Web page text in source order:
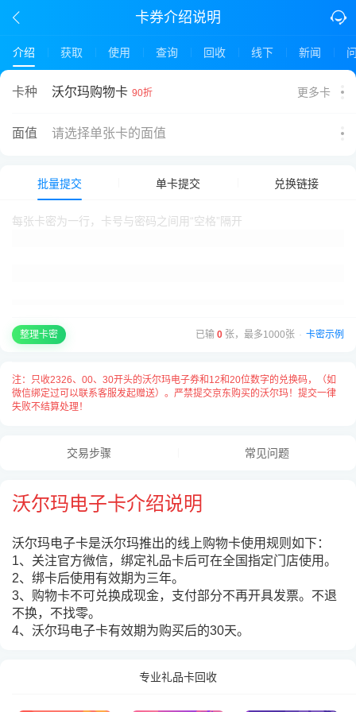
卡券介绍说明
介绍 获取 使用 查询 回收 线下 新闻
卡种 沃尔玛购物卡 90折 更多卡
面值 请选择单张卡的面值
批量提交 单卡提交 兑换链接
整理卡密 已输 0 张，最多1000张 · 卡密示例
注：只收2326、00、30开头的沃尔玛电子券和12和20位数字的兑换码，（如
微信绑定过可以联系客服发起赠送）。严禁提交京东购买的沃尔玛！提交一律
失败不结算处理！
交易步骤 常见问题
每张卡占用一行用“换行”
2326990700000123331 167261
2326990700000931422 274815
沃尔玛电子卡介绍说明
沃尔玛电子卡是沃尔玛推出的线上购物卡使用规则如下：
1、关注官方微信， 绑定礼品卡后可在全国指定门店使用。
2、 绑卡后使用有效期为三年。
3、购物卡不可兑换成现金，支付部分不再开具发票。不退
不换，不找零。
4、 沃尔玛电子卡有效期为购买后的30天。
专业礼品卡回收